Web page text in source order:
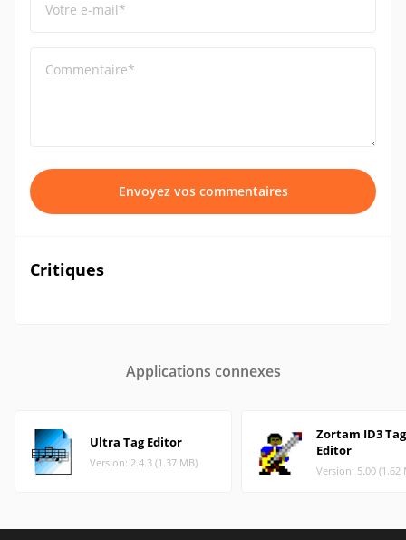
Votre e-mail*
Commentaire*
Envoyez vos commentaires
Critiques
Applications connexes
Ultra Tag Editor
Version: 2.4.3 (1.37 MB)
Zortam ID3 Tag
Editor
Version: 5.00 (1.62